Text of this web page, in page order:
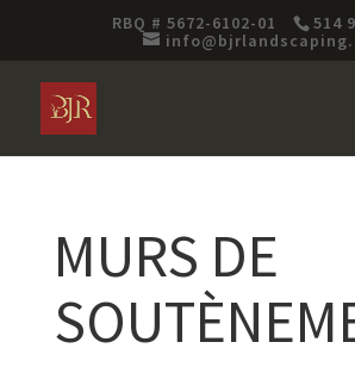
RBQ # 5672-6102-01
514
MURS DE